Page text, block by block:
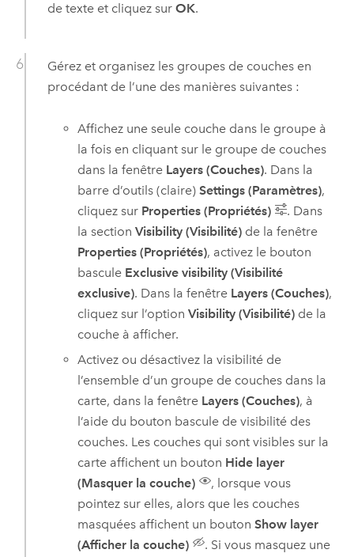
de texte et cliquez sur OK.
Gérez et organisez les groupes de couches en
procédant de l’une des manières suivantes :
Affichez une seule couche dans le groupe à
la fois en cliquant sur le groupe de couches
dans la fenêtre Layers (Couches). Dans la
barre d’outils (claire)Settings (Paramètres),
cliquez sur Properties (Propriétés)
. Dans
la sectionVisibility (Visibilité) de la fenêtre
Properties (Propriétés), activez le bouton
bascule Exclusive visibility (Visibilité
exclusive). Dans la fenêtre Layers (Couches),
cliquez sur l’optionVisibility (Visibilité) de la
couche à afficher.
Activez ou désactivez la visibilité de
l’ensemble d’un groupe de couches dans la
carte, dans la fenêtre Layers (Couches), à
l’aide du bouton bascule de visibilité des
couches. Les couches qui sont visibles sur la
carte affichent un bouton Hide layer
(Masquer la couche)
, lorsque vous
pointez sur elles, alors que les couches
masquées affichent un boutonShow layer
(Afficher la couche)
. Si vous masquez une